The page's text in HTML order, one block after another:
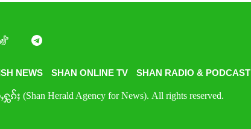
NEWS SHAN ONLINE TV SHAN RADIO & PODCAST
(Shan Herald Agency for News). All rights reserved.